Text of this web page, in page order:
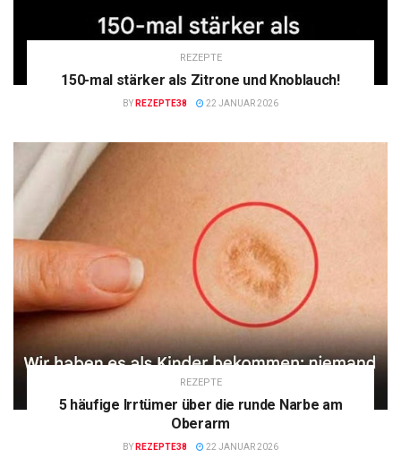
REZEPTE
150-mal stärker als Zitrone und Knoblauch!
BY REZEPTE38 22 JANUAR 2026
REZEPTE
5 häufige Irrtümer über die runde Narbe am
Oberarm
BY REZEPTE38 22 JANUAR 2026